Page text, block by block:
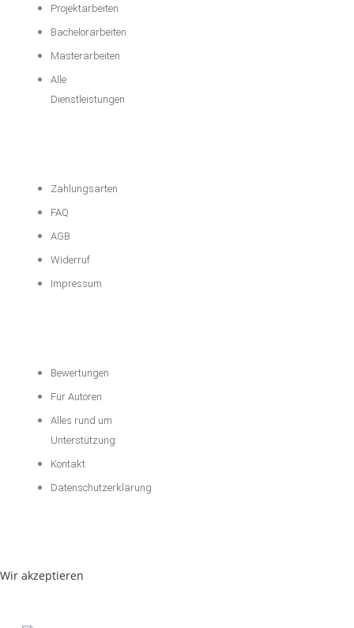
Projektarbeiten
Bachelorarbeiten
Masterarbeiten
Alle
Dienstleistungen
Zahlungsarten
FAQ
AGB
Widerruf
Impressum
Bewertungen
Für Autoren
Alles rund um
Unterstützung
Kontakt
Datenschutzerklärung
Wir akzeptieren